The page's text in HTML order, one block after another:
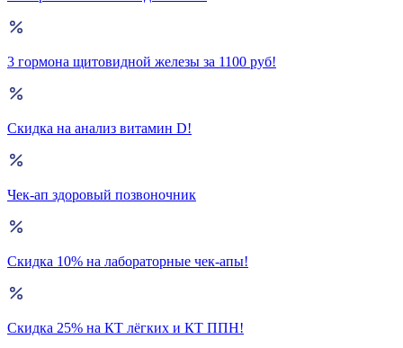
3 гормона щитовидной железы за 1100 руб!
Скидка на анализ витамин D!
Чек-ап здоровый позвоночник
Скидка 10% на лабораторные чек-апы!
Скидка 25% на КТ лёгких и КТ ППН!